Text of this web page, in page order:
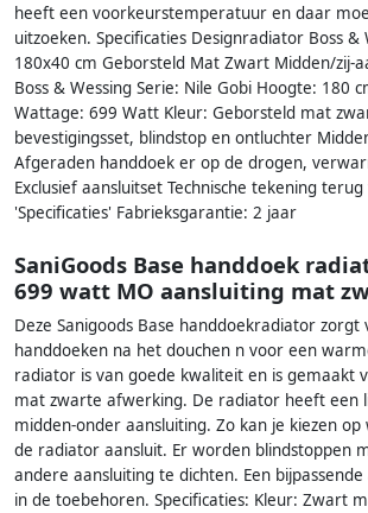
heeft een voorkeurstemperatuur en daar
uitzoeken. Specificaties Designradiator Boss &
180x40 cm Geborsteld Mat Zwart Midden/zij-
Boss & Wessing Serie: Nile Gobi Hoogte: 180
Wattage: 699 Watt Kleur: Geborsteld mat
bevestigingsset, blindstop en ontluchter
Afgeraden handdoek er op de drogen,
Exclusief aansluitset Technische tekening
'Specificaties' Fabrieksgarantie: 2 jaar
SaniGoods Base handdoek
699 watt MO aansluiting mat
Deze Sanigoods Base handdoekradiator
handdoeken na het douchen n voor een
radiator is van goede kwaliteit en is gemaakt
mat zwarte afwerking. De radiator heeft een
midden-onder aansluiting. Zo kan je kiezen op
de radiator aansluit. Er worden blindstoppen
andere aansluiting te dichten. Een
in de toebehoren. Specificaties: Kleur: Zwart